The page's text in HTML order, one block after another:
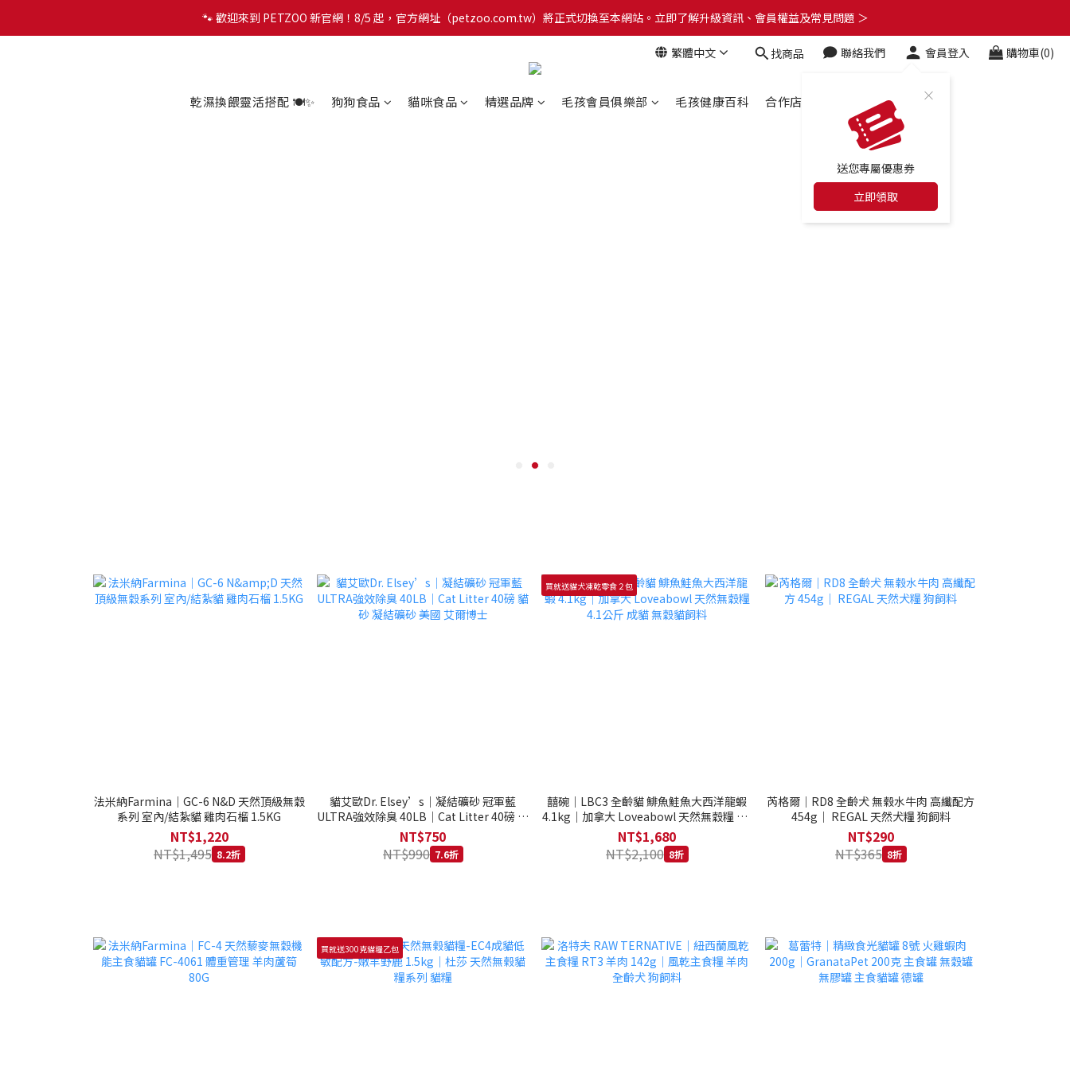
🐾 歡迎來到 PETZOO 新官網！8/5 起，官方網址（petzoo.com.tw）將正式切換至本網站。立即了解升級資訊、會員權益及常見問題 ＞
🐾 歡迎來到 PETZOO 新官網！8/5 起，官方網址（petzoo.com.tw）將正式切換至本網站。立即了解升級資訊、會員權益及常見問題 ＞
✨【新朋友見面禮】現在註冊即領 $100 購物金！全館滿 $1,500 享免運優惠 🎁
繁體中文 找商品 聯絡我們 會員登入
送您專屬優惠券
立即領取
購物車(0)
乾濕換餵靈活搭配 🍽️✨ 狗狗食品 貓咪食品 精選品牌 毛孩會員俱樂部 毛孩健康百科 合作店家 最新消息
法米納Farmina｜GC-6 N&D 天然頂級無穀
系列 室內/結紮貓 雞肉石榴 1.5KG
NT$1,220
NT$1,495 8.2折
貓艾歐Dr. Elsey’s｜凝結礦砂 冠軍藍
ULTRA強效除臭 40LB｜Cat Litter 40磅 貓
砂 凝結礦砂 美國 艾爾博士
NT$750
NT$990 7.6折
買就送貓犬凍乾零食２包
囍碗｜LBC3 全齡貓 鯡魚鮭魚大西洋龍蝦
4.1kg｜加拿大 Loveabowl 天然無穀糧 4.1
公斤 成貓 無穀貓飼料
NT$1,680
NT$2,100 8折
芮格爾｜RD8 全齡犬 無榖水牛肉 高纖配方
454g｜ REGAL 天然犬糧 狗飼料
NT$290
NT$365 8折
買就送300克貓糧乙包